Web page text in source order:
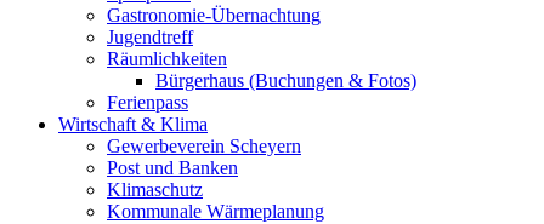
Gastronomie-Übernachtung
Jugendtreff
Räumlichkeiten
Bürgerhaus (Buchungen & Fotos)
Ferienpass
Wirtschaft & Klima
Gewerbeverein Scheyern
Post und Banken
Klimaschutz
Kommunale Wärmeplanung